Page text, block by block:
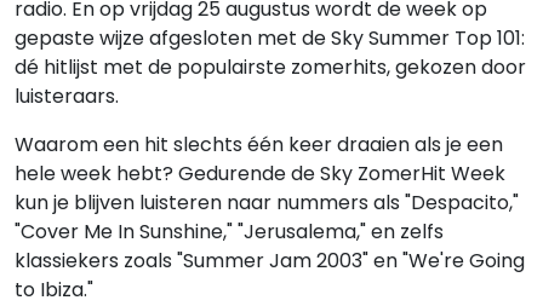
radio. En op vrijdag 25 augustus wordt de week op
gepaste wijze afgesloten met de Sky Summer Top 101:
dé hitlijst met de populairste zomerhits, gekozen door
luisteraars.
Waarom een hit slechts één keer draaien als je een
hele week hebt? Gedurende de Sky ZomerHit Week
kun je blijven luisteren naar nummers als "Despacito,"
"Cover Me In Sunshine," "Jerusalema," en zelfs
klassiekers zoals "Summer Jam 2003" en "We're Going
to Ibiza."